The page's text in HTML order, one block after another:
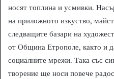
носят топлина и усмивки.
на приложното изкуство,
следващите базари на
от Община Етрополе, както и
социалните мрежи. Така със
творение ще носи повече